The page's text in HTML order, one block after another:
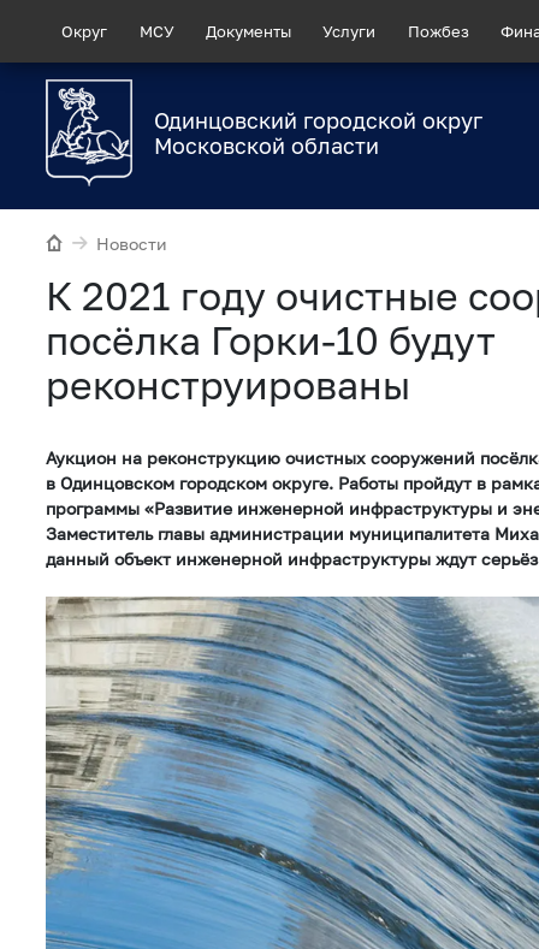
Округ МСУ Документы Услуги Пожбез
Одинцовский городской округ
Московской области
Новости
К 2021 году очистные
посёлка Горки-10 будут
реконструированы
Аукцион на реконструкцию очистных сооружений
в Одинцовском городском округе. Работы пройдут в
программы «Развитие инженерной инфраструктуры и
Заместитель главы администрации муниципалитета
данный объект инженерной инфраструктуры ждут